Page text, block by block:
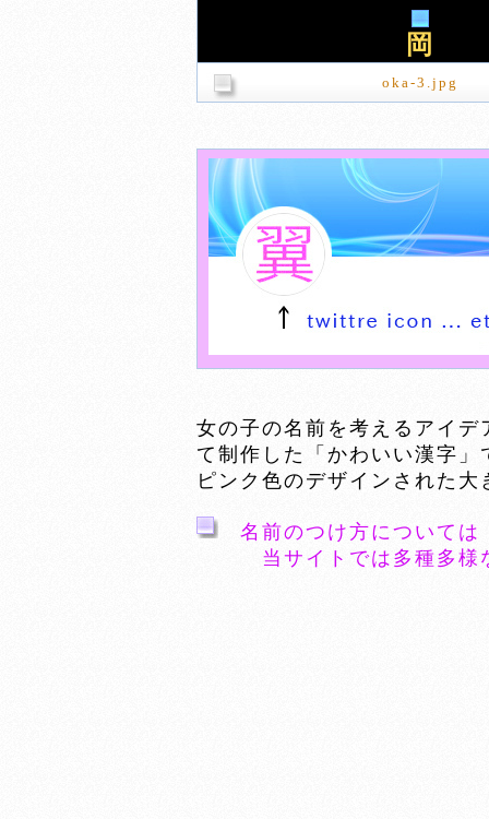
岡
oka-3.jpg
女の子の名前を考えるアイ
て制作した「かわいい漢字
ピンク色のデザインされた
名前のつけ方について
当サイトでは多種多